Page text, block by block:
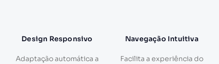
Design Responsivo
Adaptação automática a
Navegação Intuitiva
Facilita a experiência do